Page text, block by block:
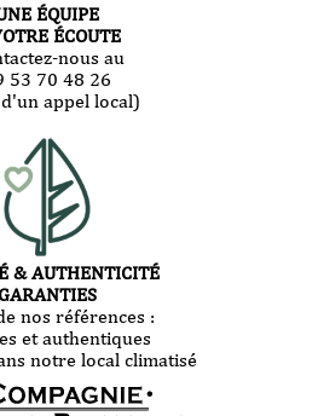
ÉQUIPE
ÉCOUTE
nous au
53 70 48 26
appel local)
& AUTHENTICITÉ
GARANTIES
nos références :
et authentiques
notre local climatisé